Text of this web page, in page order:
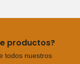
productos?
todos nuestros